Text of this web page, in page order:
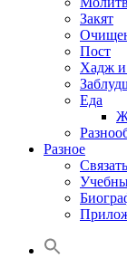
Закят
Пост
Хадж
Еда
Разное